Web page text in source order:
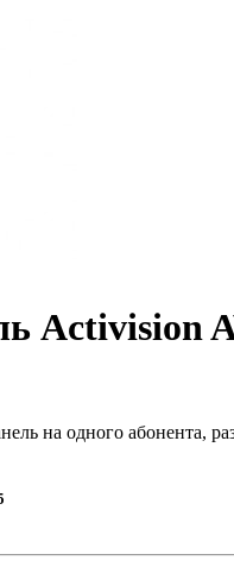
Activision
на одного абонента,